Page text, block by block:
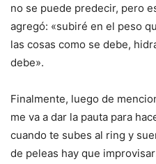
no se puede predecir, pero
agregó: «subiré en el peso
las cosas como se debe,
debe».
Finalmente, luego de
me va a dar la pauta para
cuando te subes al ring y
de peleas hay que